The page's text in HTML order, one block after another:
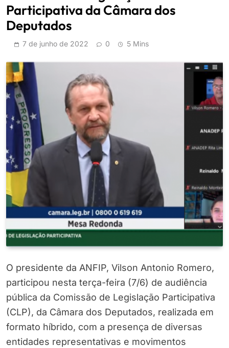
Participativa da Câmara dos
Deputados
7 de junho de 2022 0 5 Mins
O presidente da ANFIP, Vilson Antonio Romero,
participou nesta terça-feira (7/6) de audiência
pública da Comissão de Legislação Participativa
(CLP), da Câmara dos Deputados, realizada em
formato híbrido, com a presença de diversas
entidades representativas e movimentos